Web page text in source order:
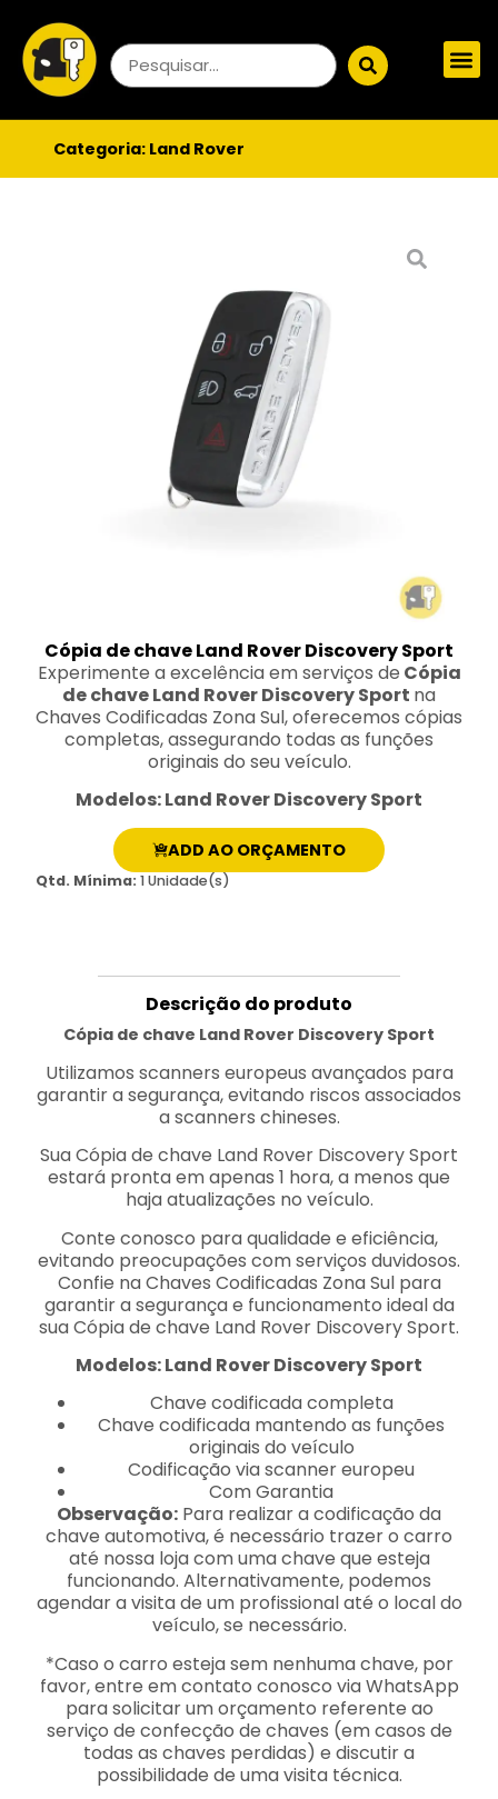
Categoria: Land Rover
Cópia de chave Land Rover Discovery Sport
Experimente a excelência em serviços de Cópia
de chave Land Rover Discovery Sport na
Chaves Codificadas Zona Sul, oferecemos cópias
completas, assegurando todas as funções
originais do seu veículo.
Modelos: Land Rover Discovery Sport
ADD AO ORÇAMENTO
Qtd. Mínima: 1 Unidade(s)
Descrição do produto
Cópia de chave Land Rover Discovery Sport
Utilizamos scanners europeus avançados para
garantir a segurança, evitando riscos associados
a scanners chineses.
Sua Cópia de chave Land Rover Discovery Sport
estará pronta em apenas 1 hora, a menos que
haja atualizações no veículo.
Conte conosco para qualidade e eficiência,
evitando preocupações com serviços duvidosos.
Confie na Chaves Codificadas Zona Sul para
garantir a segurança e funcionamento ideal da
sua Cópia de chave Land Rover Discovery Sport.
Modelos: Land Rover Discovery Sport
Chave codificada completa
Chave codificada mantendo as funções
originais do veículo
Codificação via scanner europeu
Com Garantia
Observação: Para realizar a codificação da
chave automotiva, é necessário trazer o carro
até nossa loja com uma chave que esteja
funcionando. Alternativamente, podemos
agendar a visita de um profissional até o local do
veículo, se necessário.
*Caso o carro esteja sem nenhuma chave, por
favor, entre em contato conosco via WhatsApp
para solicitar um orçamento referente ao
serviço de confecção de chaves (em casos de
todas as chaves perdidas) e discutir a
possibilidade de uma visita técnica.